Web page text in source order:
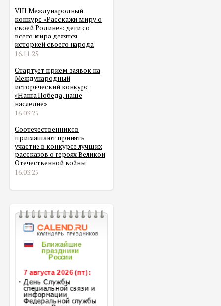
VIII Международный
конкурс «Расскажи миру о
своей Родине»: дети со
всего мира делятся
историей своего народа
16.11.25
Стартует прием заявок на
Международный
исторический конкурс
«Наша Победа, наше
наследие»
16.03.25
Соотечественников
приглашают принять
участие в конкурсе лучших
рассказов о героях Великой
Отечественной войны
16.03.25